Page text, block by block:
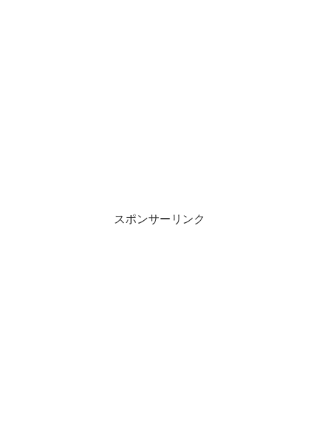
スポンサーリンク